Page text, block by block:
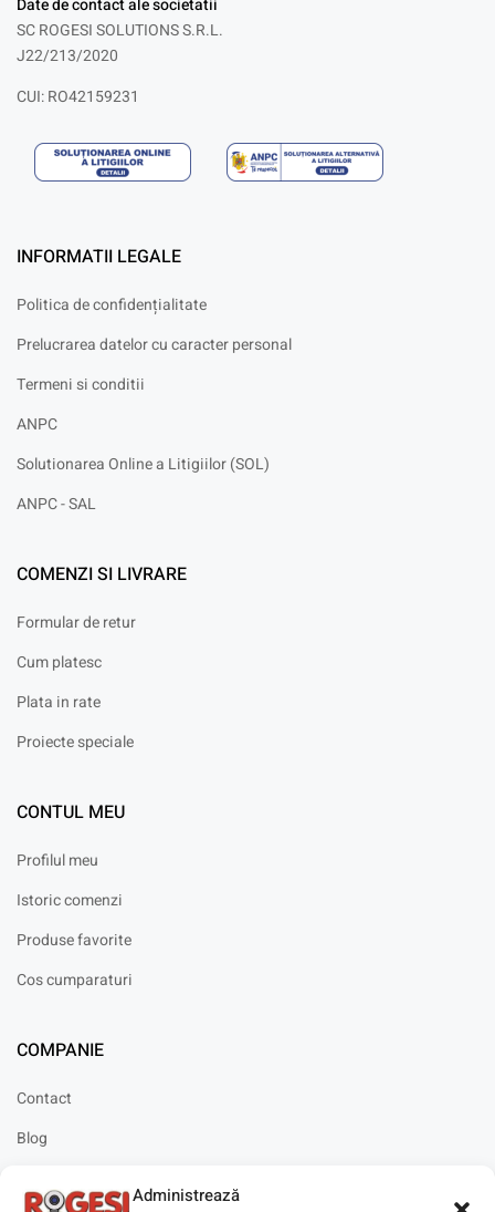
Administrează
Date de contact ale societatii
SC ROGESI SOLUTIONS S.R.L.
J22/213/2020
CUI: RO42159231
INFORMATII LEGALE
Politica de confidențialitate
Prelucrarea datelor cu caracter personal
Termeni si conditii
ANPC
Solutionarea Online a Litigiilor (SOL)
ANPC - SAL
COMENZI SI LIVRARE
Formular de retur
Cum platesc
Plata in rate
Proiecte speciale
CONTUL MEU
Profilul meu
Istoric comenzi
Produse favorite
Cos cumparaturi
COMPANIE
Contact
Blog